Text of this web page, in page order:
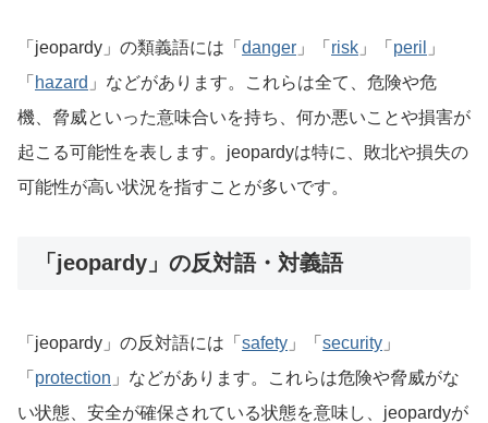
「jeopardy」の類義語には「 danger 」「 risk 」「 peril
」
「 hazard 」などがあります。これらは全て、危険や危
機、脅威といった意味合いを持ち、何か悪いことや損害が
起こる可能性を表します。jeopardyは特に、敗北や損失の
可能性が高い状況を指すことが多いです。
「jeopardy」の反対語・対義語
「jeopardy」の反対語には「 safety 」「 security 」
「 protection 」などがあります。これらは危険や脅威がな
い状態、安全が確保されている状態を意味し、jeopardyが